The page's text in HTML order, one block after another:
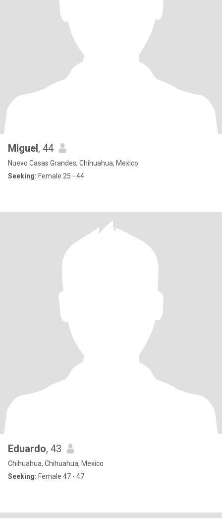
Miguel, 44
Nuevo Casas Grandes, Chihuahua, Mexico
Seeking: Female 25 - 44
Eduardo, 43
Chihuahua, Chihuahua, Mexico
Seeking: Female 47 - 47